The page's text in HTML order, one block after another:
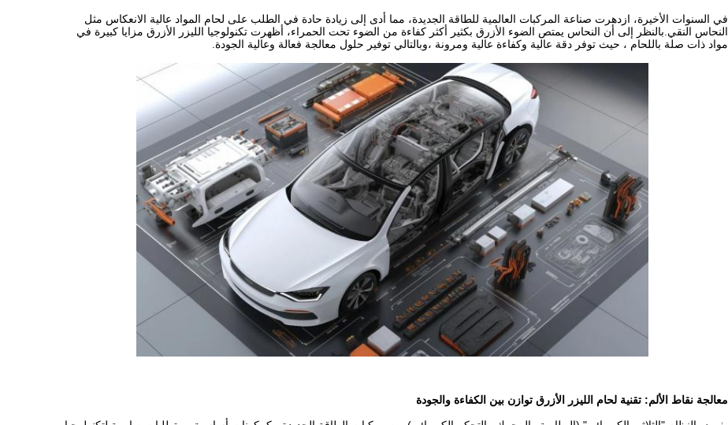
في السنوات الأخيرة، ازدهرت صناعة المركبات العالمية للطاقة الجديدة، مما أدى إلى زيادة حادة في الطلب على لحام المواد عالية الانعكاس مثل
النحاس النقي.بالنظر إلى أن النحاس يمتص الضوء الأزرق بكثير أكثر كفاءة من الضوء تحت الحمراء، أظهرت تكنولوجيا الليزر الأزرق مزايا كبيرة في
مواد ذات صلة باللحام ، حيث توفر دقة عالية وكفاءة عالية ومرونة ،وبالتالي توفير حلول معالجة فعالة وعالية الجودة.
معالجة نقاط الألم: تقنية لحام الليزر الأزرق توازن بين الكفاءة والجودة